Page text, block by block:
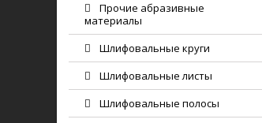
Прочие абразивные
материалы
Шлифовальные круги
Шлифовальные листы
Шлифовальные полосы